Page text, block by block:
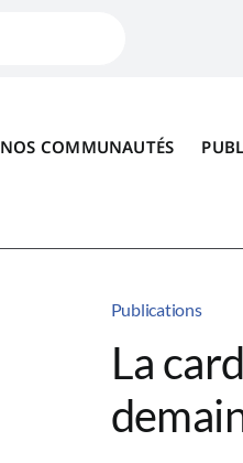
NOS COMMUNAUTÉS
Publications
La